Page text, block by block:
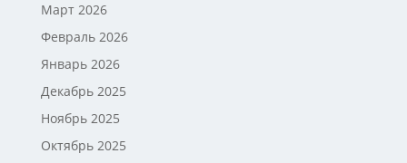
Март 2026
Февраль 2026
Январь 2026
Декабрь 2025
Ноябрь 2025
Октябрь 2025